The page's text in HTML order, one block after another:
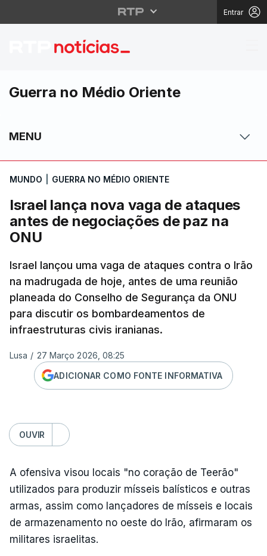
Entrar
Israel lança nova
Guerra no Médio Oriente
MENU
MUNDO GUERRA NO MÉDIO ORIENTE
Israel lança nova vaga de ataques
antes de negociações de paz na
ONU
Israel lançou uma vaga de ataques contra o Irão
na madrugada de hoje, antes de uma reunião
planeada do Conselho de Segurança da ONU
para discutir os bombardeamentos de
infraestruturas civis iranianas.
Lusa / 27 Março 2026, 08:25
ADICIONAR COMO FONTE INFORMATIVA
OUVIR
A ofensiva visou locais "no coração de Teerão"
utilizados para produzir mísseis balísticos e outras
armas, assim como lançadores de mísseis e locais
de armazenamento no oeste do Irão, afirmaram os
militares israelitas.